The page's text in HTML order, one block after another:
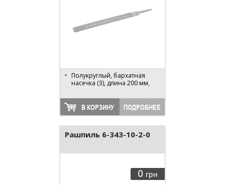
Полукруглый, бархатная
насечка (3), длина 200 мм,
В КОРЗИНУ ПОДРОБНЕЕ
Рашпиль 6-343-10-2-0
0 грн